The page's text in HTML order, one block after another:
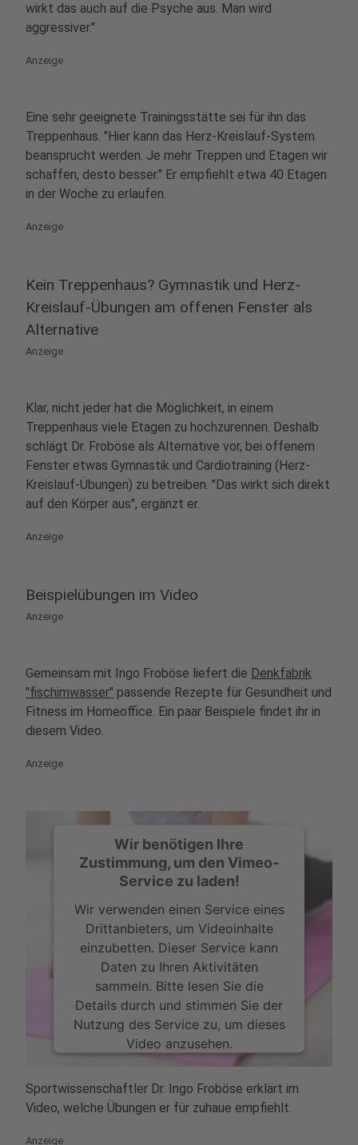
wirkt das auch auf die Psyche aus. Man wird
aggressiver."
Anzeige
Eine sehr geeignete Trainingsstätte sei für ihn das
Treppenhaus. "Hier kann das Herz-Kreislauf-System
beansprucht werden. Je mehr Treppen und Etagen wir
schaffen, desto besser." Er empfiehlt etwa 40 Etagen
in der Woche zu erlaufen.
Anzeige
Kein Treppenhaus? Gymnastik und Herz-
Kreislauf-Übungen am offenen Fenster als
Alternative
Anzeige
Klar, nicht jeder hat die Möglichkeit, in einem
Treppenhaus viele Etagen zu hochzurennen. Deshalb
schlägt Dr. Froböse als Alternative vor, bei offenem
Fenster etwas Gymnastik und Cardiotraining (Herz-
Kreislauf-Übungen) zu betreiben. "Das wirkt sich direkt
auf den Körper aus", ergänzt er.
Anzeige
Beispielübungen im Video
Anzeige
Gemeinsam mit Ingo Froböse liefert die Denkfabrik
"fischimwasser" passende Rezepte für Gesundheit und
Fitness im Homeoffice. Ein paar Beispiele findet ihr in
diesem Video.
Anzeige
Wir benötigen Ihre
Zustimmung, um den Vimeo-
Service zu laden!
Wir verwenden einen Service eines
Drittanbieters, um Videoinhalte
einzubetten. Dieser Service kann
Daten zu Ihren Aktivitäten
sammeln. Bitte lesen Sie die
Details durch und stimmen Sie der
Nutzung des Service zu, um dieses
Video anzusehen.
Akzeptieren
Sportwissenschaftler Dr. Ingo Froböse erklärt im
Video, welche Übungen er für zuhaue empfiehlt.
Anzeige